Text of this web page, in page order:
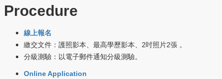
Procedure
線上報名
繳交文件：護照影本、最高學歷影本、 2 吋照片2張 。
分級測驗：以電子郵件通知分級測驗。
Online Application